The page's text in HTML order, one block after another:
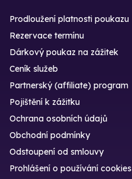
Prodloužení platnosti poukazu
Rezervace termínu
Dárkový poukaz na zážitek
Ceník služeb
Partnerský (affiliate) program
Pojištění k zážitku
Ochrana osobních údajů
Obchodní podmínky
Odstoupení od smlouvy
Prohlášení o používání cookies